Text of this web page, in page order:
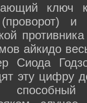
ключ
айкидо
Сиода
эту цифру